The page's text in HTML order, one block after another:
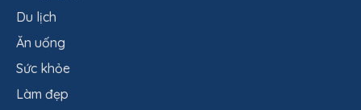
Du lịch
Ăn uống
Sức khỏe
Làm đẹp